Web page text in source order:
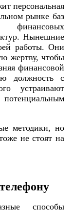
персональная
рынке баз
финансовых
Нынешние
работы. Они
жертву, чтобы
финансовой
должность с
устраивают
методики, но
не стоят на
способы